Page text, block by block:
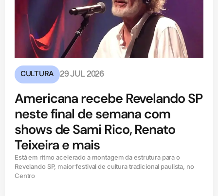
CULTURA 29 JUL 2026
Americana recebe Revelando SP
neste final de semana com
shows de Sami Rico, Renato
Teixeira e mais
Está em ritmo acelerado a montagem da estrutura para o
Revelando SP, maior festival de cultura tradicional paulista, no
Centro